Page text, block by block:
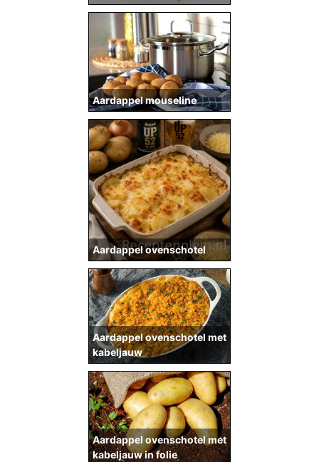
Aardappel mouseline
Aardappel ovenschotel
Aardappel ovenschotel met
kabeljauw
Aardappel ovenschotel met
kabeljauw in folie